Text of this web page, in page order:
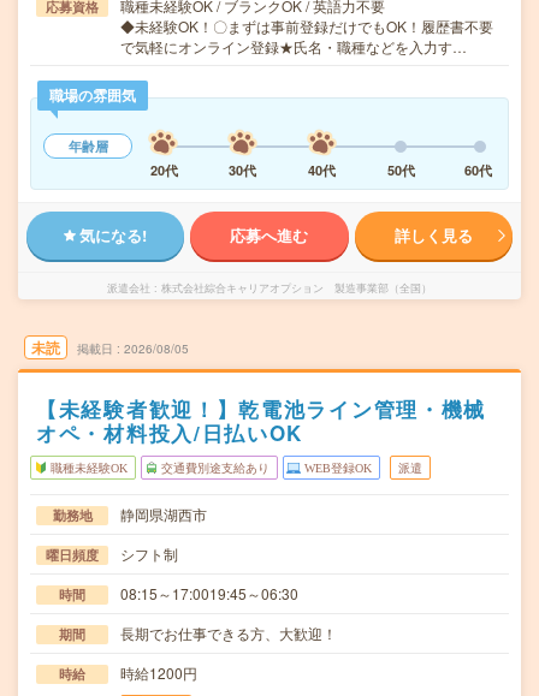
応募資格
職種未経験OK / ブランクOK / 英語力不要
◆未経験OK！〇まずは事前登録だけでもOK！履歴書不要
で気軽にオンライン登録★氏名・職種などを入力す…
職場の雰囲気
年齢層
20代
30代 40代 50代 60代
気になる! 応募へ進む 詳しく見る
派遣会社 株式会社綜合キャリアオプション 製造事業部（全国）
未読 掲載日 2026/08/05
【未経験者歓迎！】乾電池ライン管理・機械
オペ・材料投入/日払いOK
職種未経験OK 交通費別途支給あり WEB登録OK 派遣
勤務地 静岡県湖西市
曜日頻度 シフト制
時間 08:15～17:0019:45～06:30
期間 長期でお仕事できる方、大歓迎！
時給 時給1200円